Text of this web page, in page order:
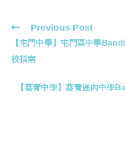
Read
more
articles
Previous Post
【屯門中學】屯門區中學
校指南
【葵青中學】葵青區內中學